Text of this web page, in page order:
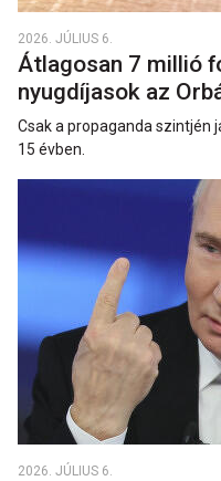
2026. JÚLIUS 6.
Átlagosan 7 millió
nyugdíjasok az
Csak a propaganda szintjén
15 évben.
2026. JÚLIUS 6.